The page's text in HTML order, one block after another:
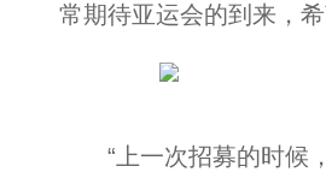
常期待亚运会的到来，
“上一次招募的时候，